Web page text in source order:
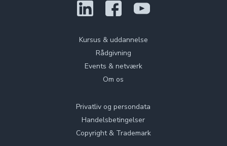
Kursus & uddannelse
Rådgivning
Events & netværk
Om os
Privatliv og persondata
Handelsbetingelser
Copyright & Trademark